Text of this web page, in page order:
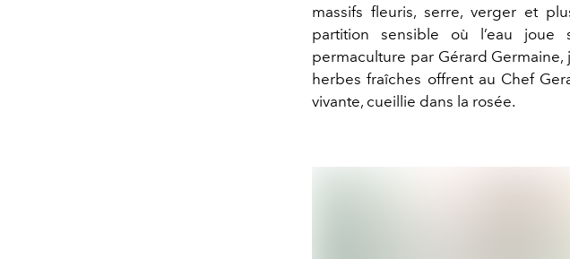
massifs fleuris, serre, verger et
partition sensible où l’eau
permaculture par Gérard
herbes fraîches offrent au Chef
vivante, cueillie dans la rosée.